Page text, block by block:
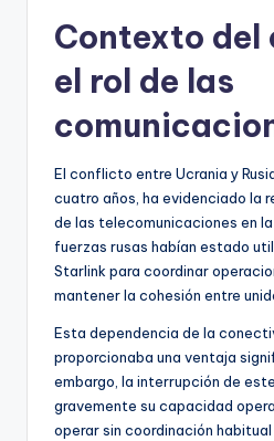
Contexto
el rol de las
El conflicto entre Ucrania y
cuatro años, ha evidenciado la
de las telecomunicaciones en
fuerzas rusas habían estado
Starlink para coordinar
mantener la cohesión entre
Esta dependencia de la
proporcionaba una ventaja
embargo, la interrupción de
gravemente su capacidad
operar sin coordinación